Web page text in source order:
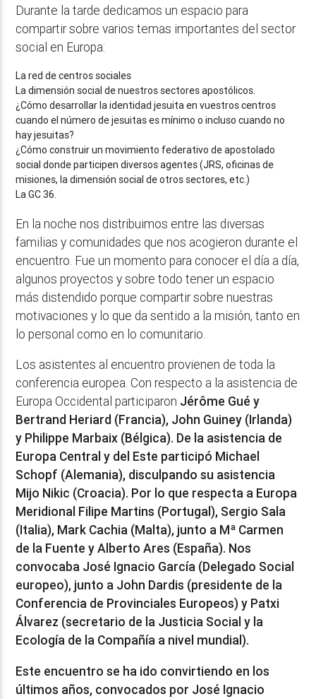
Durante la tarde dedicamos un espacio para
compartir sobre varios temas importantes del sector
social en Europa:
La red de centros sociales
La dimensión social de nuestros sectores apostólicos.
¿Cómo desarrollar la identidad jesuita en vuestros centros
cuando el número de jesuitas es mínimo o incluso cuando no
hay jesuitas?
¿Cómo construir un movimiento federativo de apostolado
social donde participen diversos agentes (JRS, oficinas de
misiones, la dimensión social de otros sectores, etc.)
La GC 36.
En la noche nos distribuimos entre las diversas
familias y comunidades que nos acogieron durante el
encuentro. Fue un momento para conocer el día a día,
algunos proyectos y sobre todo tener un espacio
más distendido porque compartir sobre nuestras
motivaciones y lo que da sentido a la misión, tanto en
lo personal como en lo comunitario.
Los asistentes al encuentro provienen de toda la
conferencia europea. Con respecto a la asistencia de
Europa Occidental participaron Jérôme Gué y
Bertrand Heriard (Francia), John Guiney (Irlanda)
y Philippe Marbaix (Bélgica). De la asistencia de
Europa Central y del Este participó Michael
Schopf (Alemania), disculpando su asistencia
Mijo Nikic (Croacia). Por lo que respecta a Europa
Meridional Filipe Martins (Portugal), Sergio Sala
(Italia), Mark Cachia (Malta), junto a Mª Carmen
de la Fuente y Alberto Ares (España). Nos
convocaba José Ignacio García (Delegado Social
europeo), junto a John Dardis (presidente de la
Conferencia de Provinciales Europeos) y Patxi
Álvarez (secretario de la Justicia Social y la
Ecología de la Compañía a nivel mundial).
Este encuentro se ha ido convirtiendo en los
últimos años, convocados por José Ignacio